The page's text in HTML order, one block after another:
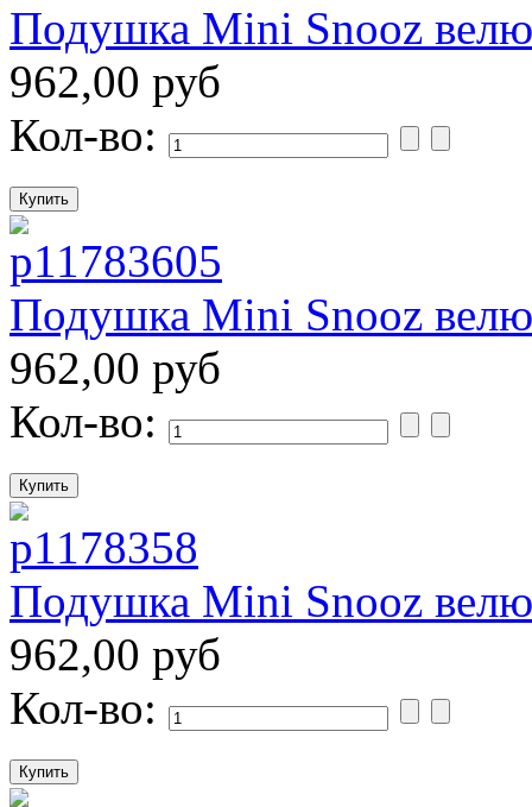
Подушка Mini Snooz
962,00 руб
Кол-во:
Подушка Mini Snooz
962,00 руб
Кол-во:
Подушка Mini Snooz
962,00 руб
Кол-во: